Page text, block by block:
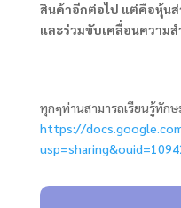
สินค้าอีกต่อไป แต่คือหุ้น
และร่วมขับเคลื่อนความส
ทุกๆท่านสามารถเรียนรู้ทัก
https://docs.google.com/